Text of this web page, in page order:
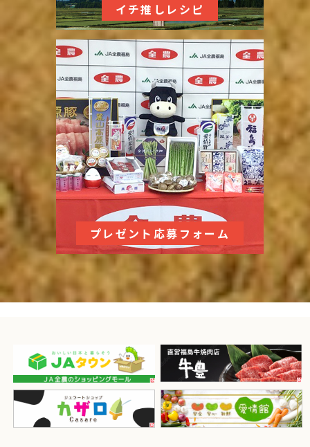
イチ推しレシピ
プレゼント応募フォーム